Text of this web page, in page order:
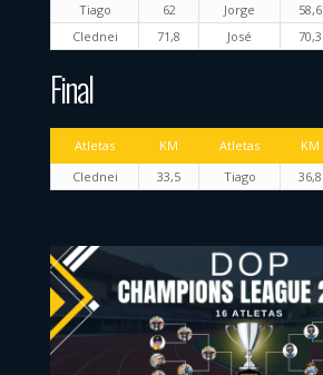
Tiago
62 Jorge 58,6
Clednei
71,8 José 70,3
Final
Atletas KM Atletas KM
Clednei
33,5 Tiago 36,8